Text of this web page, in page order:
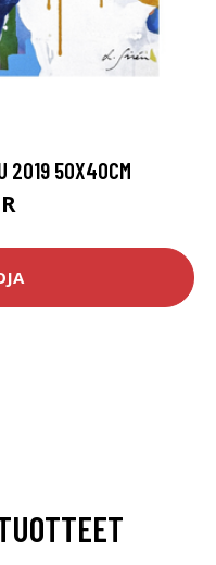
2019 50X40CM